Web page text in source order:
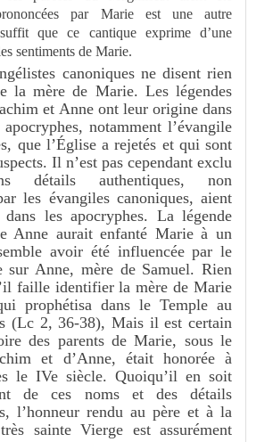
par Marie est une autre
que ce cantique exprime d’une
sentiments de Marie.
canoniques ne disent rien
la mère de Marie. Les légendes
et Anne ont leur origine dans
notamment l’évangile
que l’Église a rejetés et qui sont
Il n’est pas cependant exclu
détails authentiques, non
les évangiles canoniques, aient
les apocryphes. La légende
Anne aurait enfanté Marie à un
avoir été influencée par le
sur Anne, mère de Samuel. Rien
faille identifier la mère de Marie
prophétisa dans le Temple au
(Lc 2, 36-38), Mais il est certain
des parents de Marie, sous le
et d’Anne, était honorée à
le IVe siècle. Quoiqu’il en soit
de ces noms et des détails
l’honneur rendu au père et à la
sainte Vierge est assurément